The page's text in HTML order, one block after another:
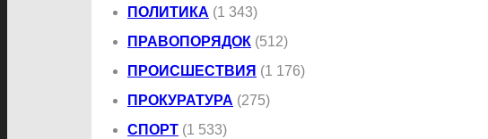
ПОЛИТИКА (1 343)
ПРАВОПОРЯДОК (512)
ПРОИСШЕСТВИЯ (1 176)
ПРОКУРАТУРА (275)
СПОРТ (1 533)